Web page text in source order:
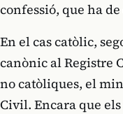
confessió, que ha
En el cas catòlic,
canònic al Registre
no catòliques, el
Civil. Encara que